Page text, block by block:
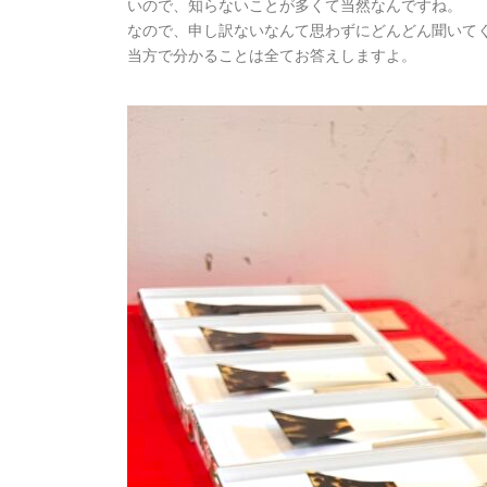
いので、知らないことが多くて当然なんですね。
なので、申し訳ないなんて思わずにどんどん聞いて
当方で分かることは全てお答えしますよ。